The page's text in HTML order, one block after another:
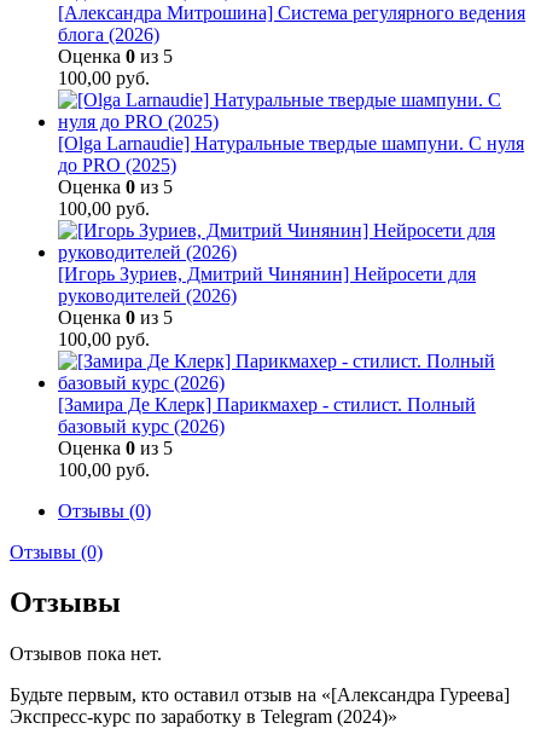
[Александра Митрошина] Система регулярного ведения
блога (2026)
Оценка 0 из 5
100,00 руб.
[Olga Larnaudie] Натуральные твердые шампуни. С нуля
до PRO (2025)
Оценка 0 из 5
100,00 руб.
[Игорь Зуриев, Дмитрий Чинянин] Нейросети для
руководителей (2026)
Оценка 0 из 5
100,00 руб.
[Замира Де Клерк] Парикмахер - стилист. Полный
базовый курс (2026)
Оценка 0 из 5
100,00 руб.
Отзывы (0)
Отзывы (0)
Отзывы
Отзывов пока нет.
Будьте первым, кто оставил отзыв на «[Александра Гуреева]
Экспресс-курс по заработку в Telegram (2024)»